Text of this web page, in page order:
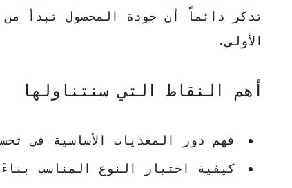
تذكر دائماً أن جودة المحصول تبدأ من
الأولى.
أهم النقاط التي سنتناولها
فهم دور المغذيات الأساسية في
كيفية اختيار النوع المناسب